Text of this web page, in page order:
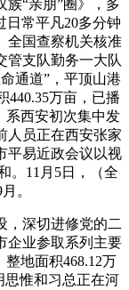
族“亲朋”圈》，多
日常平凡20多分钟
全国查察机关核准
管支队勤务一大队
通道”，平顶山港
440.35万亩，已播
系西安初次集中发
人员正在西安张家
平易近政会议以视
。11月5日，（全
。
深切进修党的二
企业参取系列主要
地面积468.12万
思惟和习总正在河